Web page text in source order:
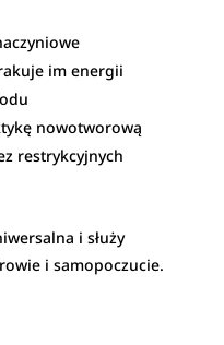
im energii
nowotworową
restrykcyjnych
i służy
i samopoczucie.